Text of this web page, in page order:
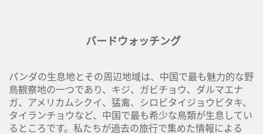
バードウォッチング
パンダの生息地とその周辺地域は、中国で最も魅力的な野
鳥観察地の一つであり、キジ、ガビチョウ、ダルマエナ
ガ、アメリカムシクイ、猛禽、シロビタイジョウビタキ、
タイランチョウなど、中国で最も希少な鳥類が生息してい
るところです。私たちが過去の旅行で集めた情報による